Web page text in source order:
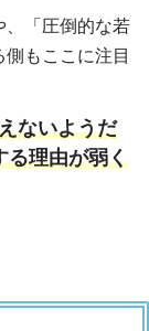
、「圧倒的な若
もここに注目
ないようだ
る理由が弱く